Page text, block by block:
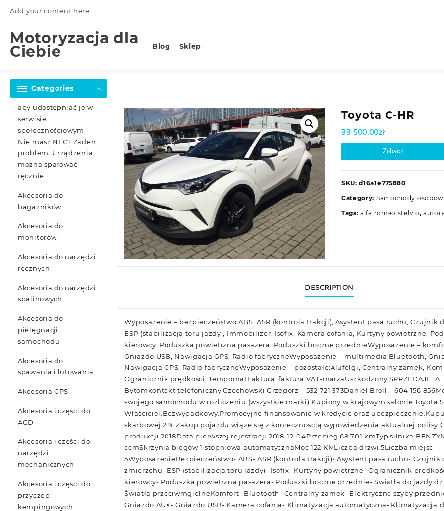
Add your content here
Motoryzacja dla
Ciebie Blog Sklep
Categories
aby udostępniać je w
serwisie
społecznościowym.
Nie masz NFC? Żaden
problem. Urządzenia
można sparować
ręcznie.
Akcesoria do
bagażników
Akcesoria do
monitorów
Akcesoria do narzędzi
ręcznych
Akcesoria do narzędzi
spalinowych
Akcesoria do
pielęgnacji
samochodu
Akcesoria do
spawania i lutowania
Akcesoria GPS
Akcesoria i części do
AGD
Akcesoria i części do
narzędzi
mechanicznych
Akcesoria i części do
przyczep
kempingowych
Toyota C-HR
99 500,00zł
Zobacz
SKU:d16a1e775880
Category: Samochody
Tags:alfa romeo stelvio,
DESCRIPTION
Wyposażenie – bezpieczeństwo:ABS, ASR (kontrola trakcji), Asystent pasa ruchu, Czujnik
ESP (stabilizacja toru jazdy), Immobilizer, Isofix, Kamera cofania, Kurtyny powietrzne,
kierowcy, Poduszka powietrzna pasażera, Poduszki boczne przednieWyposażenie –
Gniazdo USB, Nawigacja GPS, Radio fabryczneWyposażenie – multimedia:Bluetooth,
Nawigacja GPS, Radio fabryczneWyposażenie – pozostałe:Alufelgi, Centralny zamek,
Ogranicznik prędkości, TempomatFaktura: faktura VAT-marżaUszkodzony:SPRZEDAJE: A.
Bytomkontakt telefoniczny:Czechowski Grzegorz – 532 721 373Daniel Broll – 604 156
swojego samochodu w rozliczeniu (wszystkie marki).Kupiony w krajowym salonie
Właściciel.Bezwypadkowy.Promocyjne finansowanie w kredycie oraz
skarbowej 2 %.Zakup pojazdu wiąże się z koniecznością wypowiedzenia aktualnej polisy
produkcji 2018Data pierwszej rejestracji 2018-12-04Przebieg 68 701 kmTyp silnika
ccmSkrzynia biegów 1 stopniowa automatycznaMoc 122 KMLiczba drzwi 5Liczba miejsc
5WyposażenieBezpieczeństwo- ABS- ASR (kontrola trakcji)- Asystent pasa ruchu- Czujnik
zmierzchu- ESP (stabilizacja toru jazdy)- Isofix- Kurtyny powietrzne- Ogranicznik
kierowcy- Poduszka powietrzna pasażera- Poduszki boczne przednie- Światła do jazdy
Światła przeciwmgielneKomfort- Bluetooth- Centralny zamek- Elektryczne szyby
Gniazdo AUX- Gniazdo USB- Kamera cofania- Klimatyzacja automatyczna- Klimatyzacja